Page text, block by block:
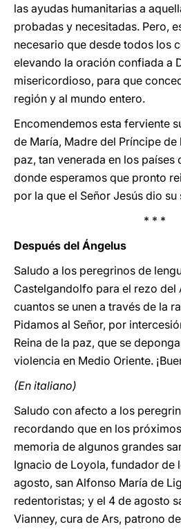
las ayudas humanitarias a
probadas y necesitadas. Pero,
necesario que desde todos los
elevando la oración confiada a
misericordioso, para que
región y al mundo entero.
Encomendemos esta ferviente
de María, Madre del Príncipe de
paz, tan venerada en los países
donde esperamos que pronto
por la que el Señor Jesús dio
* * *
Después del Ángelus
Saludo a los peregrinos de
Castelgandolfo para el rezo del
cuantos se unen a través de la
Pidamos al Señor, por
Reina de la paz, que se
violencia en Medio Oriente.
(En italiano)
Saludo con afecto a los
recordando que en los
memoria de algunos grandes
Ignacio de Loyola, fundador de
agosto, san Alfonso María de
redentoristas; y el 4 de agosto
Vianney, cura de Ars, patrono